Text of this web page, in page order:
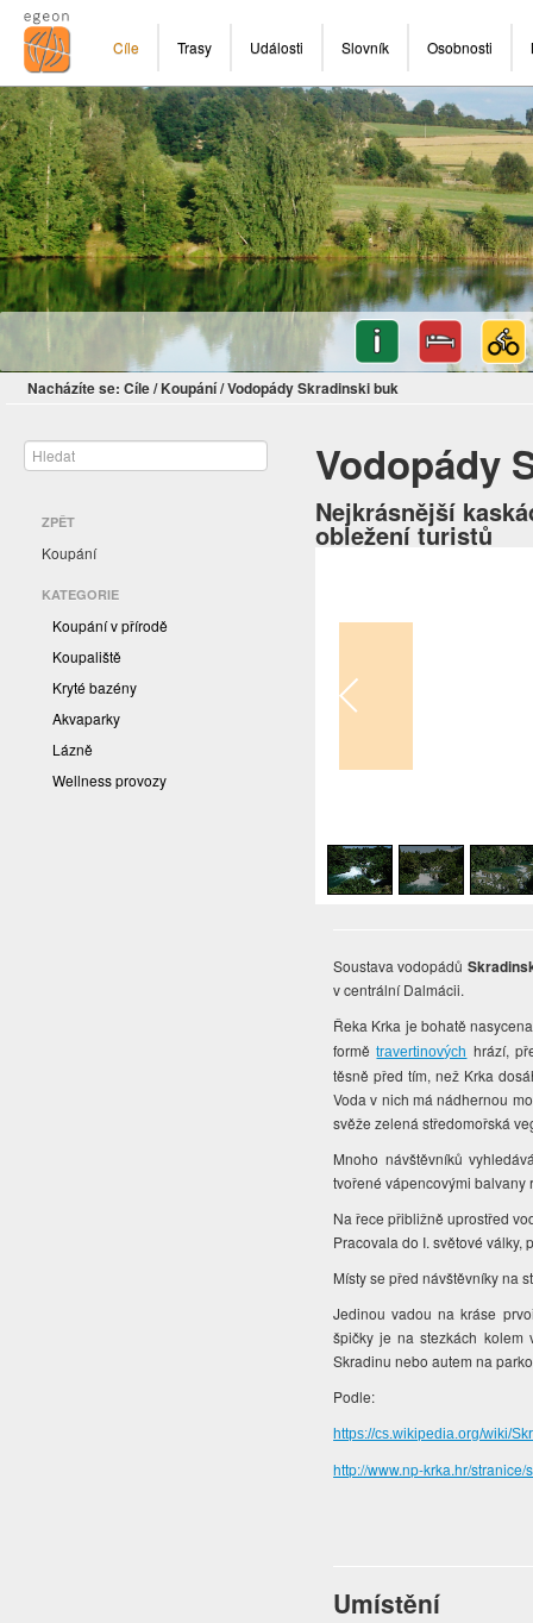
Cíle Trasy Události Slovník Osobnosti
Nacházíte se: Cíle/ Koupání/Vodopády Skradinski buk
ZPĚT
Koupání
KATEGORIE
Koupání v přírodě
Koupaliště
Kryté bazény
Akvaparky
Lázně
Wellness provozy
Vodopády
Nejkrásnější
obležení turistů
Soustava vodopádů
v centrální Dalmácii.
Řeka Krka je bohatě
formětravertinových hrází,
těsně před tím, než Krka
Voda v nich má nádhernou
svěže zelená středomořská
Mnoho návštěvníků
tvořené vápencovými balvany
Na řece přibližně uprostřed
Pracovala do I. světové války,
Místy se před návštěvníky na
Jedinou vadou na kráse
špičky je na stezkách
Skradinu nebo autem na
Podle:
https://cs.wikipedia.org/wiki/
http://www.np-krka.hr/
Umístění